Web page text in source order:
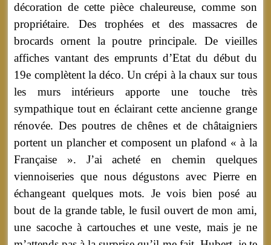
décoration de cette pièce chaleureuse, comme son
propriétaire. Des trophées et des massacres de
brocards ornent la poutre principale. De vieilles
affiches vantant des emprunts d’Etat du début du
19e complètent la déco. Un crépi à la chaux sur tous
les murs intérieurs apporte une touche très
sympathique tout en éclairant cette ancienne grange
rénovée. Des poutres de chênes et de châtaigniers
portent un plancher et composent un plafond « à la
Française ». J’ai acheté en chemin quelques
viennoiseries que nous dégustons avec Pierre en
échangeant quelques mots. Je vois bien posé au
bout de la grande table, le fusil ouvert de mon ami,
une sacoche à cartouches et une veste, mais je ne